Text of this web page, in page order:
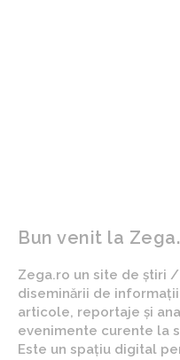
Bun venit la
Zega.ro un site de știri
diseminării de
articole, reportaje și
evenimente curente la
Este un spațiu digital